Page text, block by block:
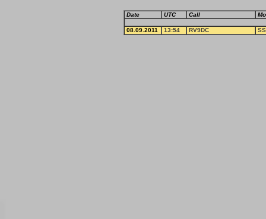
Date UTC Call
08.09.2011 13:54 RV9DC